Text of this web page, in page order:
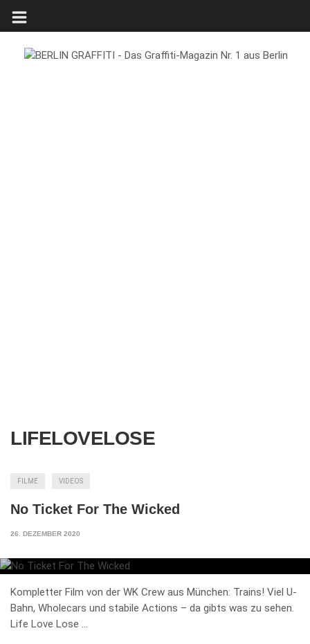
LIFELOVELOSE
FILME VIDEOS
No Ticket For The Wicked
26. DEZEMBER 2020
Kompletter Film von der WK Crew aus München: Trains! Viel U-
Bahn, Wholecars und stabile Actions – da gibts was zu sehen.
Life Love Lose …